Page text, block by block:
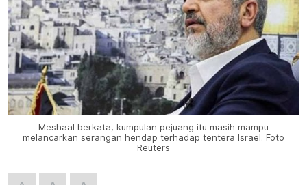
Meshaal berkata, kumpulan pejuang itu masih mampu
melancarkan serangan hendap terhadap tentera Israel. Foto
Reuters